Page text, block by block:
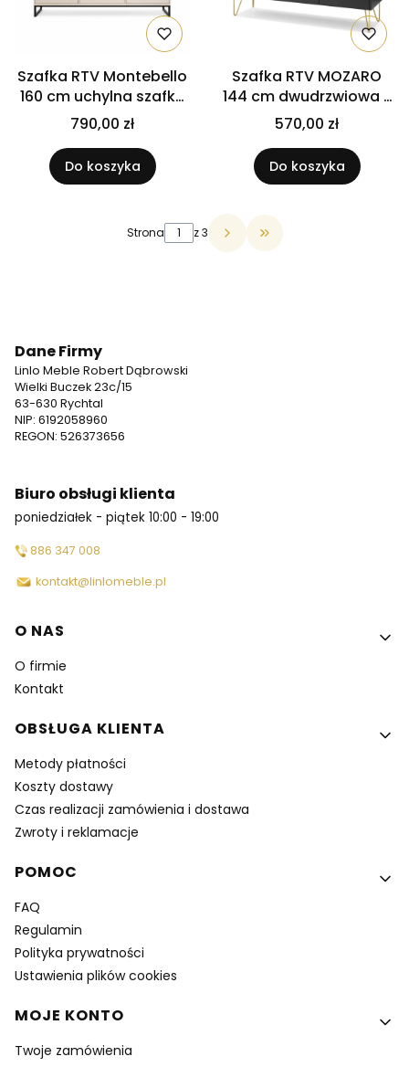
Szafka RTV Montebello
160 cm uchylna szafka
z półkami i szufladą Beż
piaskowy
790,00 zł
Do koszyka
Szafka RTV MOZARO
144 cm dwudrzwiowa z
szufladą – Czarny
grafit / Marmur Black
Royal
570,00 zł
Do koszyka
Strona z 3 Przejdź do ostatniej
Dane Firmy
Linlo Meble Robert Dąbrowski
Wielki Buczek 23c/15
63-630 Rychtal
NIP: 6192058960
REGON: 526373656
Biuro obsługi klienta
poniedziałek - piątek 10:00 - 19:00
886 347 008
kontakt@linlomeble.pl
Linki w stopce
O NAS
O firmie
Kontakt
OBSŁUGA KLIENTA
Metody płatności
Koszty dostawy
Czas realizacji zamówienia i dostawa
Zwroty i reklamacje
POMOC
FAQ
Regulamin
Polityka prywatności
Ustawienia plików cookies
MOJE KONTO
Twoje zamówienia